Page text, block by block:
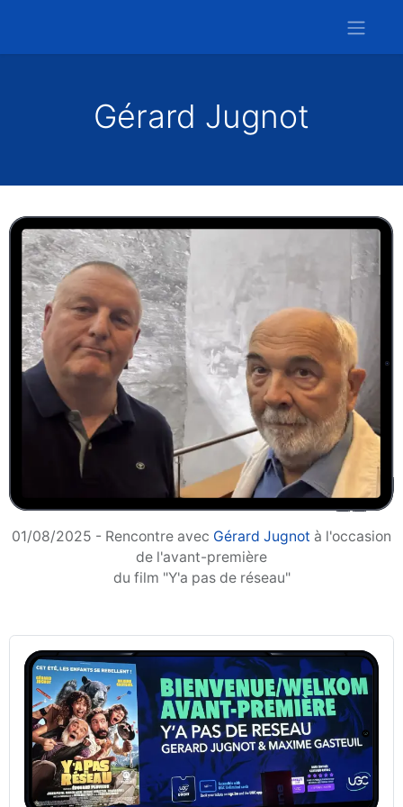
Gérard Jugnot
01/08/2025 - Rencontre avec Gérard Jugnot à l'occasion
de l'avant-première
du film "Y'a pas de réseau"